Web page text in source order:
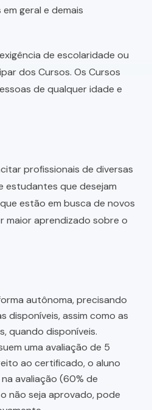
geral e demais
de escolaridade ou
dos Cursos. Os Cursos
de qualquer idade e
profissionais de diversas
estudantes que desejam
estão em busca de novos
maior aprendizado sobre o
autônoma, precisando
disponíveis, assim como as
quando disponíveis.
uma avaliação de 5
ao certificado, o aluno
avaliação (60% de
não seja aprovado, pode